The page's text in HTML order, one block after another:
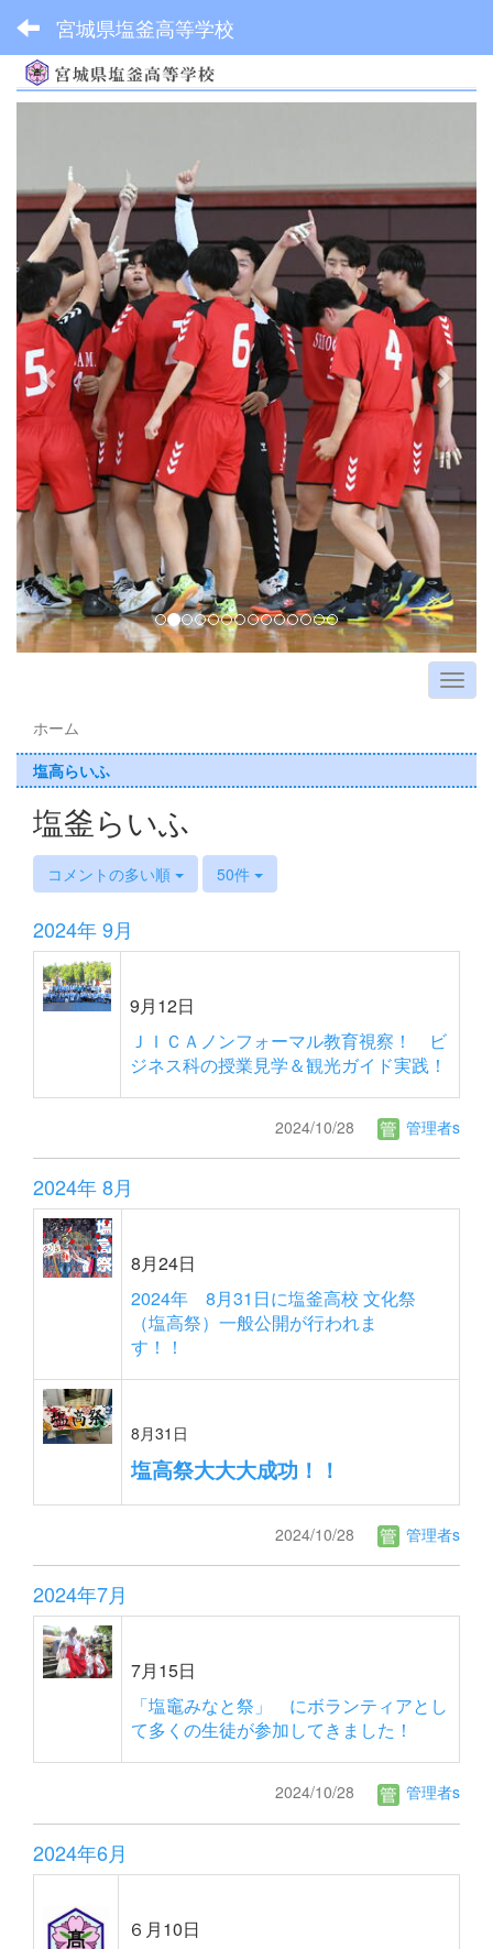
宮城県塩釜高等学校
v
i
o
u
s
x
t
ホーム
塩高らいふ
塩釜らいふ
コメントの多い順 50件
2024年 9月
9月12日
ＪＩＣＡノンフォーマル教育視察！ ビ
ジネス科の授業見学＆観光ガイド実践！
2024/10/28 管理者s
2024年 8月
8月24日
2024年 8月31日に塩釜高校 文化祭
（塩高祭）一般公開が行われま
す！！
8月31日
塩高祭大大大成功！！
2024/10/28 管理者s
2024年7月
7月15日
「塩竈みなと祭」 にボランティアとし
て多くの生徒が参加してきました！
2024/10/28 管理者s
2024年6月
６月10日